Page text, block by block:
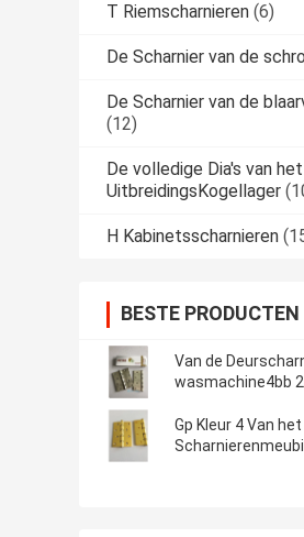
T Riemscharnieren (6)
De Scharnier van de
De Scharnier van de
(12)
De volledige Dia's van het
UitbreidingsKogellager
H Kabinetsscharnieren
BESTE PRODUCTEN
Van de
wasmachine4bb
Opgepoetste
Gp Kleur 4 Van het